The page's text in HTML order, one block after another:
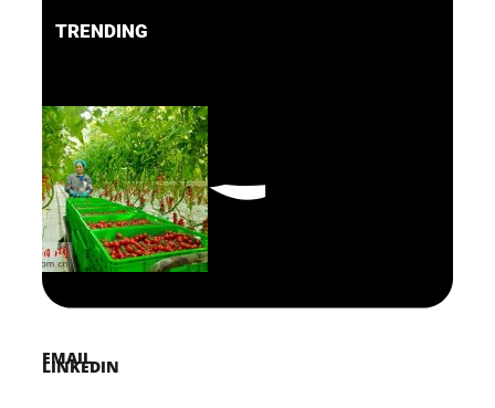
FACEBOOK
PINTEREST
TWITTER
LINKEDIN
EMAIL
TRENDING